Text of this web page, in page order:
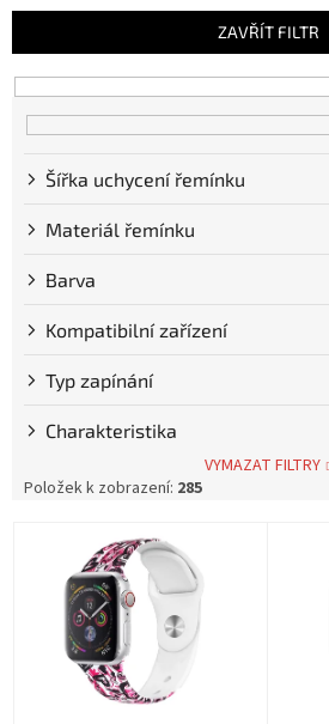
í
p
r
ZAVŘÍT FILTR
Šířka uchycení řemínku
Materiál řemínku
Barva
Kompatibilní zařízení
Typ zapínání
Charakteristika
VYMAZAT FILTRY
Položek k zobrazení: 285